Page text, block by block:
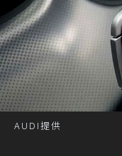
AUDI提供